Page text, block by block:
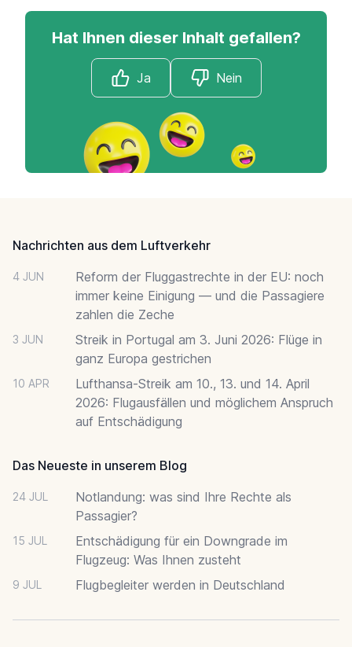
Hat Ihnen dieser Inhalt gefallen?
Ja Nein
Nachrichten aus dem Luftverkehr
4 JUN
Reform der Fluggastrechte in der EU: noch
immer keine Einigung — und die Passagiere
zahlen die Zeche
3 JUN
Streik in Portugal am 3. Juni 2026: Flüge in
ganz Europa gestrichen
10 APR
Lufthansa-Streik am 10., 13. und 14. April
2026: Flugausfällen und möglichem Anspruch
auf Entschädigung
Das Neueste in unserem Blog
24 JUL
Notlandung: was sind Ihre Rechte als
Passagier?
15 JUL
Entschädigung für ein Downgrade im
Flugzeug: Was Ihnen zusteht
9 JUL Flugbegleiter werden in Deutschland